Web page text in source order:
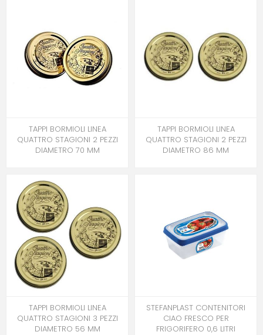
TAPPI BORMIOLI LINEA
QUATTRO STAGIONI 2 PEZZI
DIAMETRO 70 MM
TAPPI BORMIOLI LINEA
QUATTRO STAGIONI 2 PEZZI
DIAMETRO 86 MM
TAPPI BORMIOLI LINEA
QUATTRO STAGIONI 3 PEZZI
DIAMETRO 56 MM
STEFANPLAST CONTENITORI
CIAO FRESCO PER
FRIGORIFERO 0,6 LITRI